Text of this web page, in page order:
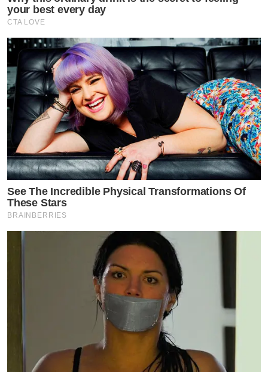
รู้สึกอ่อนเพลีย ปวดชายโครงขวา หรือไม่ ถ้าใช่มาทางนี้ ท่าน
อาจจะมีภาวะเป็นไขมันพอกตับ หรือตับอักเสบ อาจจะ
ทำให้เกิดเป็นมะเร็งตับได้ในอนาคต เพื่อป้องกัน หรือลด
ภาวะดังกล่าวขอเสนอ ผลิตภัณฑ์อาหารเสริม
ของ Tvpool นั่นคือ Heokkaetione Complex ที่จะช่วยบำรุง
ฟื้นฟู และลดไขมันพอกตับ รวมทั้งสายปาร์ตี้ จำเป็นต้อง
ดูแลตับ
กดลิ้งค์รับข้อมูล อาหารเสริมบำรุงตับ เพิ่มเติ่มได้ที่ Link
https://www.tvpoolreward.com/
your best every day
CTA LOVE
See The Incredible Physical Transformations Of
These Stars
BRAINBERRIES